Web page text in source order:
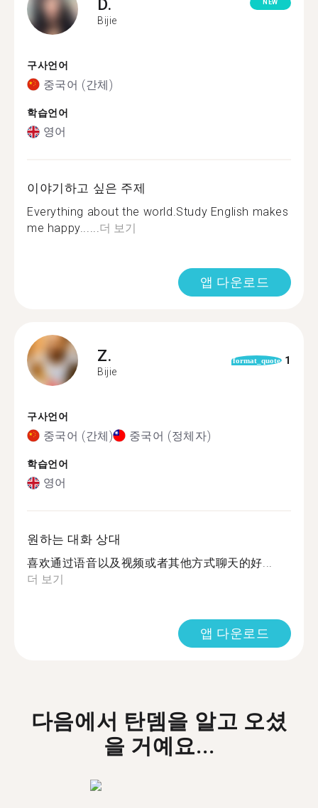
D.
Bijie
NEW
구사언어
중국어 (간체)
학습언어
영어
이야기하고 싶은 주제
Everything about the world.Study English makes
me happy......더 보기
앱 다운로드
Z.
Bijie
format_quote 1
구사언어
중국어 (간체) 중국어 (정체자)
학습언어
영어
원하는 대화 상대
喜欢通过语音以及视频或者其他方式聊天的好...
더 보기
앱 다운로드
다음에서 탄뎀을 알고 오셨
을 거예요...